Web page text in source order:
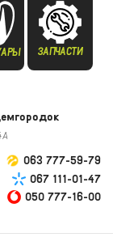
ЗАПЧАСТИ
063 777-59-79
067 111-01-47
050 777-16-00